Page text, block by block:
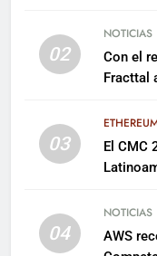
02
NOTICIAS
Con el
Fracttal
03
El CMC
04
NOTICIAS
AWS